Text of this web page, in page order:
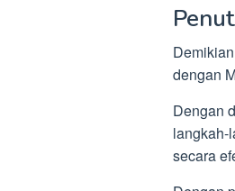
dengan
Dengan
langkah-
secara